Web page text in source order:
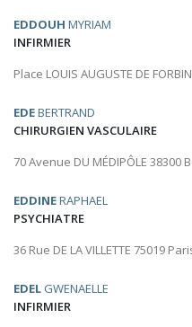
EDDOUH MYRIAM
INFIRMIER
Place LOUIS AUGUSTE DE
EDEBERTRAND
CHIRURGIEN VASCULAIRE
70 Avenue DU MÉDIPÔLE 38300
EDDINERAPHAEL
PSYCHIATRE
36 Rue DE LA VILLETTE 75019
EDEL GWENAELLE
INFIRMIER